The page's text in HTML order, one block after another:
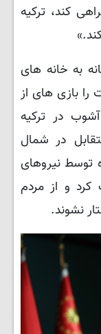
کند، ترکیه
به خانه های
را بازی های از
در ترکیه
در شمال
توسط نیروهای
و از مردم
نشوند.